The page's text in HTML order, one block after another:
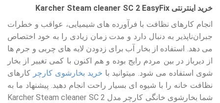
خرید اینترنتی Karcher Steam cleaner SC 2 EasyFix
انجام کارهای نظافت با فرآورده های شیمیایی، عواقب و خطرات
جبران‌ناپذیر به دنبال دارد و مدت زمان زیادی را به خود اختصاص
می دهد. استفاده از بخار آب برای زدودن لایه های چربی و جرم ها
از دیرباز در بین مردم رایج بوده و هم اکنون با کمی تغییر از بخار
شوی استفاده می شود. میتوانید با خرید بخارشوی کارچر کارهای
نظافت خانه را با شیوه ای بسیار راحت انجام دهید. پیشنهاد ما به
شما بخارشوی خانگی کارچر مدل Karcher Steam cleaner SC 2